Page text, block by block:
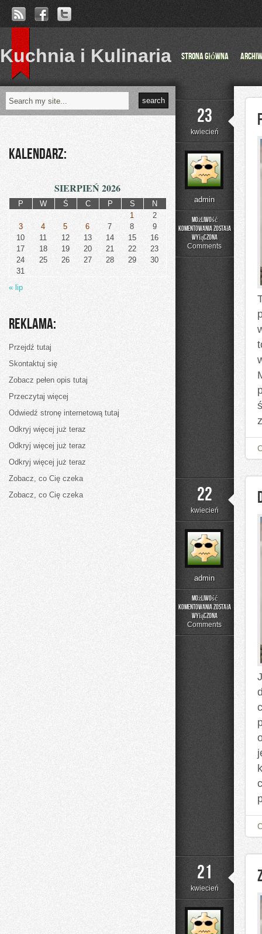
Kuchnia i Kulinaria Strona główna
23
kwiecień
admin
Możliwość
komentowania
Fotografia
Film
została
wyłączona
Comments
22
kwiecień
admin
Możliwość
komentowania
Domowe
Produkty
i
została
wyłączona
Comments
21
kwiecień
Kalendarz:
SIERPIEŃ 2026
P W Ś C P S
N
1
2
3
4 5 6 7 8
9
10
11 12 13 14 15
16
17
18 19 20 21 22
23
24
25 26 27 28 29
30
31
« lip
Reklama:
Przejdź tutaj
Skontaktuj się
Zobacz pełen opis tutaj
Przeczytaj więcej
Odwiedź stronę internetową tutaj
Odkryj więcej już teraz
Odkryj więcej już teraz
Odkryj więcej już teraz
Zobacz, co Cię czeka
Zobacz, co Cię czeka